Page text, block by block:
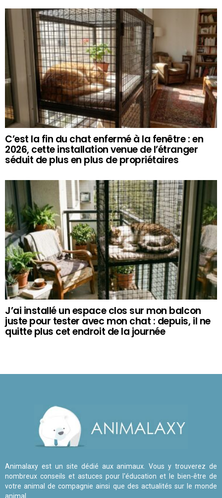
C’est la fin du chat enfermé à la fenêtre : en
2026, cette installation venue de l’étranger
séduit de plus en plus de propriétaires
J’ai installé un espace clos sur mon balcon
juste pour tester avec mon chat : depuis, il ne
quitte plus cet endroit de la journée
Animalaxy est un site dédié aux animaux. Vous y trouverez de
nombreux conseils et astuces pour l'éducation et le bien-être de
votre animal de compagnie ainsi que des actualités sur le monde
animal.